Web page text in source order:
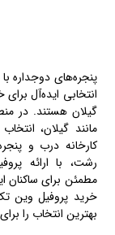
پنجره‌های دوجداره با
انتخابی ایده‌آل
گیلان هستند. در
مانند گیلان،
کارخانه درب و
رشت، با ارائه
خرید پروفیل وین
بهترین انتخاب را